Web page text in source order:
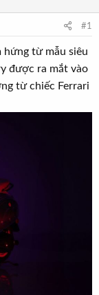
#1
hứng từ mẫu siêu
được ra mắt vào
từ chiếc Ferrari